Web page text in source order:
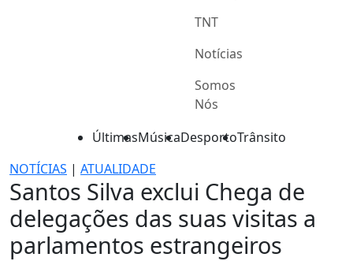
TNT
Notícias
Somos
Nós
ÚltimasMúsicaDesportoTrânsito
NOTÍCIAS | ATUALIDADE
Santos Silva exclui Chega de
delegações das suas visitas a
parlamentos estrangeiros